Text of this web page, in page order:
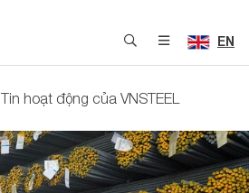
EN
Tin hoạt động của VNSTEEL